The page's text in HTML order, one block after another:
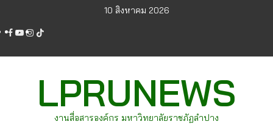
content
10 สิงหาคม 2026
facebook
youtube
instagram
tiktok
LPRUNEWS
งานสื่อสารองค์กร มหาวิทยาลัยราชภัฏลำปาง